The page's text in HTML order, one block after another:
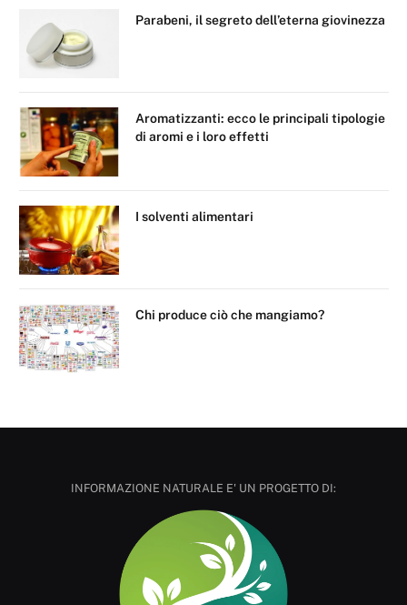
Parabeni, il segreto dell’eterna giovinezza
Aromatizzanti: ecco le principali tipologie
di aromi e i loro effetti
I solventi alimentari
Chi produce ciò che mangiamo?
INFORMAZIONE NATURALE E' UN PROGETTO DI: